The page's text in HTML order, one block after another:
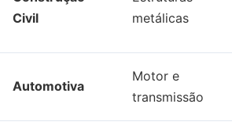
Civil
metálicas
Automotiva
Motor e
transmissão